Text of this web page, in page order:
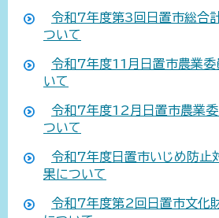
令和7年度第3回日置市総合
ついて
令和7年度11月日置市農業委
いて
令和7年度12月日置市農業
ついて
令和7年度日置市いじめ防止
果について
令和7年度第2回日置市文化